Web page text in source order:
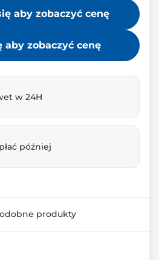
aby zobaczyć cenę
aby zobaczyć cenę
w 24H
później
produkty